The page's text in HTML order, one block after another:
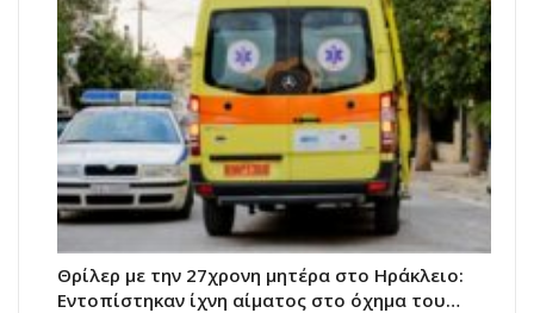
Θρίλερ με την 27χρονη μητέρα στο Ηράκλειο:
Εντοπίστηκαν ίχνη αίματος στο όχημα του…